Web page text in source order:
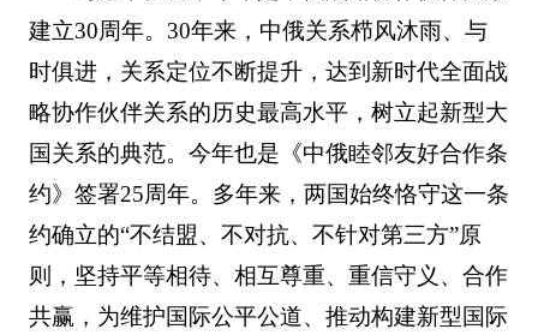
建立30周年。30年来，中俄关系栉风沐雨、与
时俱进，关系定位不断提升，达到新时代全面战
略协作伙伴关系的历史最高水平，树立起新型大
国关系的典范。今年也是《中俄睦邻友好合作条
约》签署25周年。多年来，两国始终恪守这一条
约确立的“不结盟、不对抗、不针对第三方”原
则，坚持平等相待、相互尊重、重信守义、合作
共赢，为维护国际公平公道、推动构建新型国际